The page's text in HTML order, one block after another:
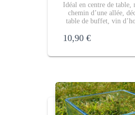
Idéal en centre de table,
chemin d’une allée,
table de buffet, vin
10,90 €